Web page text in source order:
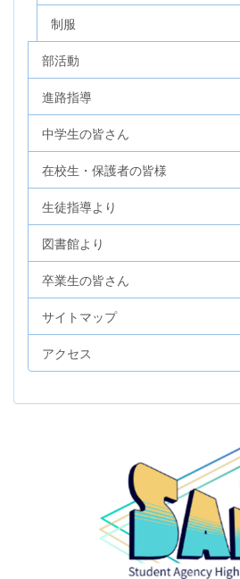
制服
部活動
進路指導
中学生の皆さん
在校生・保護者の皆様
生徒指導より
図書館より
卒業生の皆さん
サイトマップ
アクセス